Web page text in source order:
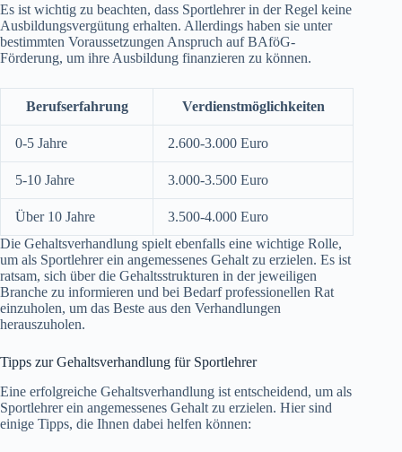
Es ist wichtig zu beachten, dass Sportlehrer in der Regel keine
Ausbildungsvergütung erhalten. Allerdings haben sie unter
bestimmten Voraussetzungen Anspruch auf BAföG-
Förderung, um ihre Ausbildung finanzieren zu können.
Berufserfahrung Verdienstmöglichkeiten
0-5 Jahre 2.600-3.000 Euro
5-10 Jahre 3.000-3.500 Euro
Über 10 Jahre
3.500-4.000 Euro
Die Gehaltsverhandlung spielt ebenfalls eine wichtige Rolle,
um als Sportlehrer ein angemessenes Gehalt zu erzielen. Es ist
ratsam, sich über die Gehaltsstrukturen in der jeweiligen
Branche zu informieren und bei Bedarf professionellen Rat
einzuholen, um das Beste aus den Verhandlungen
herauszuholen.
Tipps zur Gehaltsverhandlung für Sportlehrer
Eine erfolgreiche Gehaltsverhandlung ist entscheidend, um als
Sportlehrer ein angemessenes Gehalt zu erzielen. Hier sind
einige Tipps, die Ihnen dabei helfen können: